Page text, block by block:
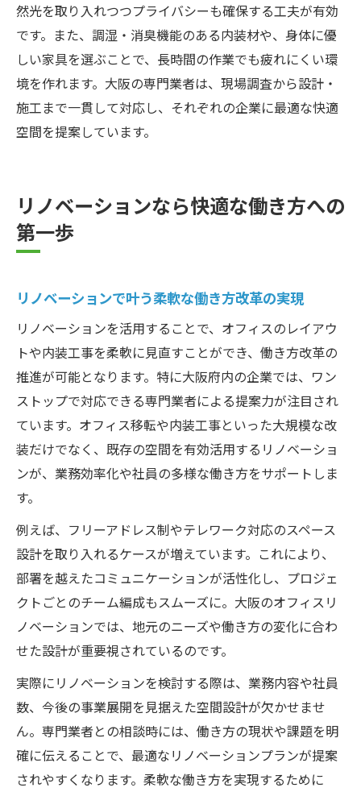
然光を取り入れつつプライバシーも確保する工夫が有効
です。また、調湿・消臭機能のある内装材や、身体に優
しい家具を選ぶことで、長時間の作業でも疲れにくい環
境を作れます。大阪の専門業者は、現場調査から設計・
施工まで一貫して対応し、それぞれの企業に最適な快適
空間を提案しています。
リノベーションなら快適な働き方への
第一歩
リノベーションで叶う柔軟な働き方改革の実現
リノベーションを活用することで、オフィスのレイアウ
トや内装工事を柔軟に見直すことができ、働き方改革の
推進が可能となります。特に大阪府内の企業では、ワン
ストップで対応できる専門業者による提案力が注目され
ています。オフィス移転や内装工事といった大規模な改
装だけでなく、既存の空間を有効活用するリノベーショ
ンが、業務効率化や社員の多様な働き方をサポートしま
す。
例えば、フリーアドレス制やテレワーク対応のスペース
設計を取り入れるケースが増えています。これにより、
部署を越えたコミュニケーションが活性化し、プロジェ
クトごとのチーム編成もスムーズに。大阪のオフィスリ
ノベーションでは、地元のニーズや働き方の変化に合わ
せた設計が重要視されているのです。
実際にリノベーションを検討する際は、業務内容や社員
数、今後の事業展開を見据えた空間設計が欠かせませ
ん。専門業者との相談時には、働き方の現状や課題を明
確に伝えることで、最適なリノベーションプランが提案
されやすくなります。柔軟な働き方を実現するために